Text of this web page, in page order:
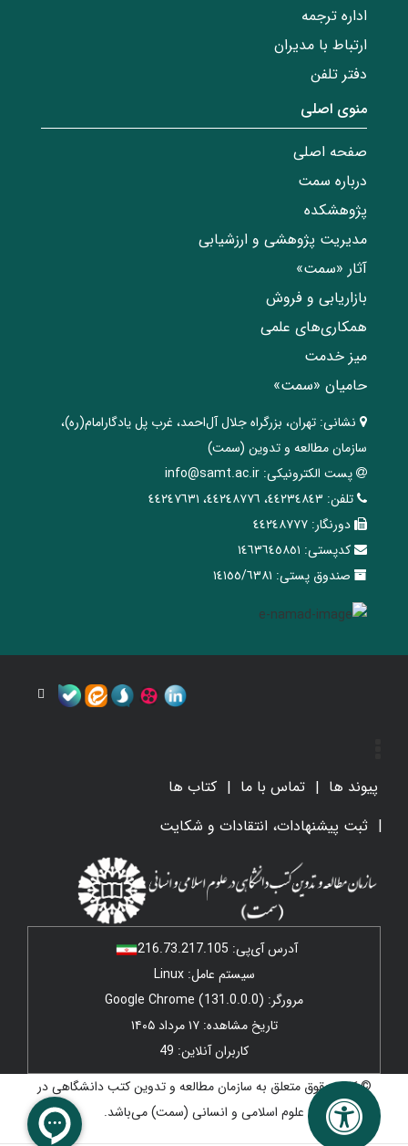
اداره ترجمه
ارتباط با مدیران
دفتر تلفن
منوی اصلی
صفحه اصلی
درباره سمت
پژوهشکده
مدیریت پژوهشی و ارزشیابی
آثار «سمت»
بازاریابی و فروش
همکاری‌های علمی
میز خدمت
حامیان «سمت»
نشانی: تهران، ‌بزرگراه ‌جلال آل‌احمد، غرب پل يادگار‌امام(ره)‌،
سازمان مطالعه و تدوین‌ (سمت)
پست الکترونیکی: info@samt.ac.ir
تلفن: ٤٤٢٣٤٨٤٣، ٤٤٢٤٨٧٧٦، ٤٤٢٤٧٦٣١
دورنگار: ٤٤٢٤٨٧٧٧
کدپستی: ١٤٦٣٦٤٥٨٥١
صندوق پستی: ١٤١٥٥/٦٣٨١
پیوند ها تماس با ما
کتاب ها
ثبت پیشنهادات، انتقادات و شکایت
آدرس آی‌پی: 216.73.217.105
سیستم عامل: Linux
مرورگر: Google Chrome (131.0.0.0)
تاریخ مشاهده: ۱۷ مرداد ۱۴۰۵
کاربران آنلاین: 49
© کلیه حقوق متعلق به سازمان مطالعه و تدوین کتب دانشگاهی در
علوم اسلامی و انسانی (سمت) می‌باشد.